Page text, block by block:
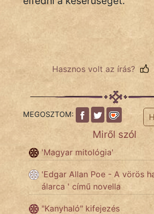
vörös ördög
NapHold
pszichopati
szegény legény
Hoffer Botond
Hasznos volt az írás?
MEGOSZTOM:
Miről szól
'Magyar mitológia'
'Edgar Allan Poe - A vörös
álarca ' című novella
"Kanyhaló" kifejezés